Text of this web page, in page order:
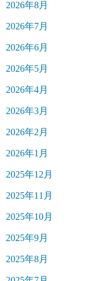
2026年8月
2026年7月
2026年6月
2026年5月
2026年4月
2026年3月
2026年2月
2026年1月
2025年12月
2025年11月
2025年10月
2025年9月
2025年8月